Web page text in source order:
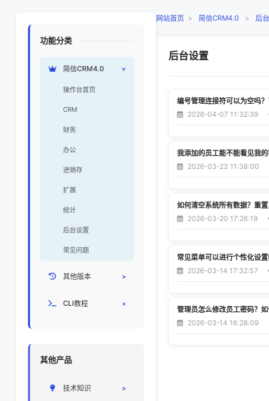
功能分类
简信CRM4.0
操作台首页
CRM
财务
办公
进销存
扩展
统计
后台设置
常见问题
其他版本
CLI教程
其他产品
技术知识
网站首页 > 简信CRM4.0 > 后
后台设置
编号管理连接符可以为空吗？
2026-04-07 11:32:39
我添加的员工能不能看见我
2026-03-23 11:38:00
如何清空系统所有数据？重置
2026-03-20 17:28:19
常见菜单可以进行个性化设
2026-03-14 17:32:57
管理员怎么修改员工密码？
2026-03-14 16:28:09